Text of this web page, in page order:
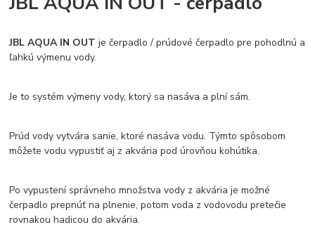
JBL AQUA IN OUTje čerpadlo / prúdové čerpadlo pre pohodlnú a
ľahkú výmenu vody.
Je to systém výmeny vody, ktorý sa nasáva a plní sám.
Prúd vody vytvára sanie, ktoré nasáva vodu. Týmto spôsobom
môžete vodu vypustiť aj z akvária pod úrovňou kohútika.
Po vypustení správneho množstva vody z akvária je možné
čerpadlo prepnúť na plnenie, potom voda z vodovodu pretečie
rovnakou hadicou do akvária.